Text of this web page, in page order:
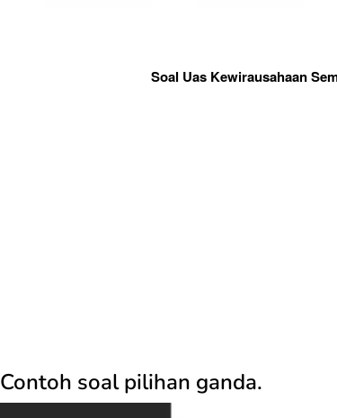
Soal Uas Kewirausahaan
Contoh soal pilihan ganda.